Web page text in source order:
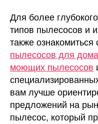
Для более
типов пылесосов и
также
пылесосов для дома
моющих пылесосов
вам лучше
предложений на
пылесос, который